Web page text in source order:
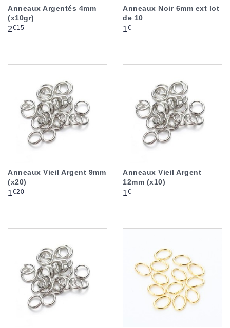
Anneaux Argentés 4mm
(x10gr)
Prix
2€15
Anneaux Noir 6mm ext lot
de 10
Prix
1€
Anneaux Vieil Argent 9mm
(x20)
Prix
1€20
Anneaux Vieil Argent
12mm (x10)
Prix
1€